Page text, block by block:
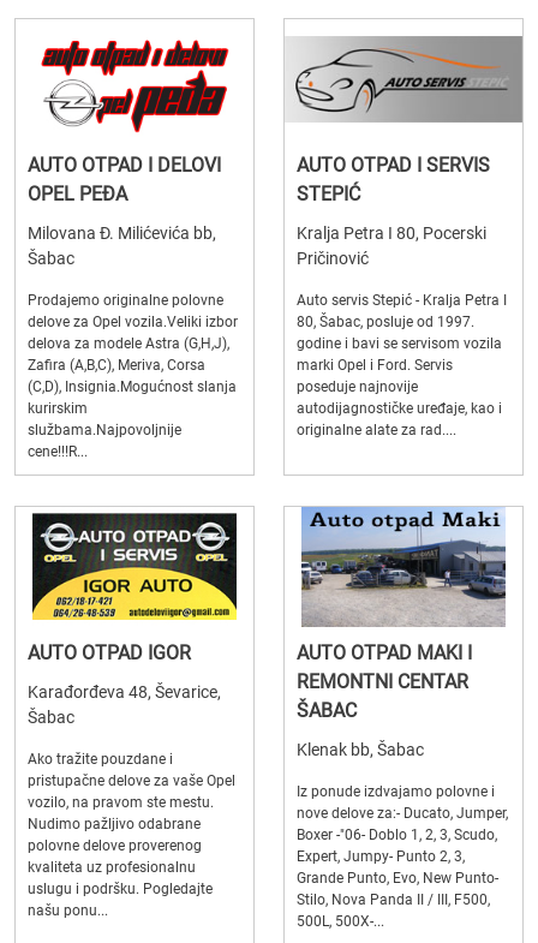
AUTO OTPAD I DELOVI
OPEL PEĐA
Milovana Đ. Milićevića bb,
Šabac
Prodajemo originalne polovne
delove za Opel vozila.Veliki izbor
delova za modele Astra (G,H,J),
Zafira (A,B,C), Meriva, Corsa
(C,D), Insignia.Mogućnost slanja
kurirskim
službama.Najpovoljnije
cene!!!R...
AUTO OTPAD I SERVIS
STEPIĆ
Kralja Petra I 80, Pocerski
Pričinović
Auto servis Stepić - Kralja Petra I
80, Šabac, posluje od 1997.
godine i bavi se servisom vozila
marki Opel i Ford. Servis
poseduje najnovije
autodijagnostičke uređaje, kao i
originalne alate za rad....
AUTO OTPAD IGOR
Karađorđeva 48, Ševarice,
Šabac
Ako tražite pouzdane i
pristupačne delove za vaše Opel
vozilo, na pravom ste mestu.
Nudimo pažljivo odabrane
polovne delove proverenog
kvaliteta uz profesionalnu
uslugu i podršku. Pogledajte
našu ponu...
AUTO OTPAD MAKI I
REMONTNI CENTAR
ŠABAC
Klenak bb, Šabac
Iz ponude izdvajamo polovne i
nove delove za:- Ducato, Jumper,
Boxer -"06- Doblo 1, 2, 3, Scudo,
Expert, Jumpy- Punto 2, 3,
Grande Punto, Evo, New Punto-
Stilo, Nova Panda II / III, F500,
500L, 500X-...